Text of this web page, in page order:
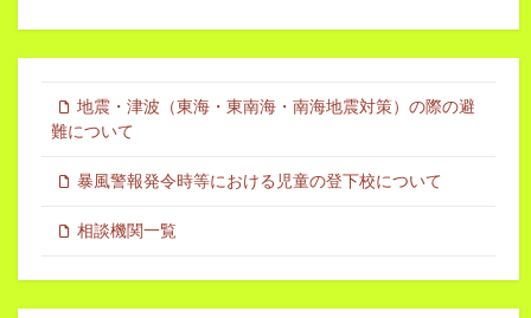
地震・津波（東海・東南海・南海地震対策）の際の避
難について
暴風警報発令時等における児童の登下校について
相談機関一覧